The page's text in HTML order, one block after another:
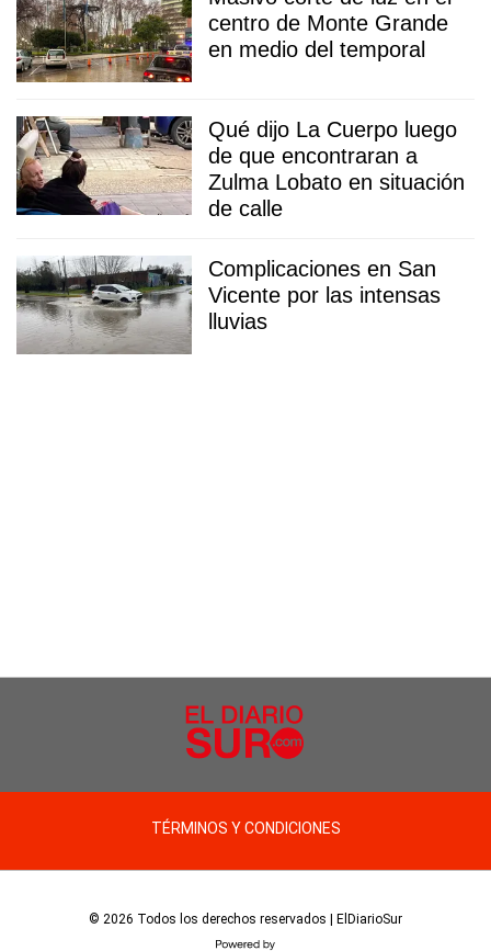
centro de Monte Grande
en medio del temporal
Qué dijo La Cuerpo luego
de que encontraran a
Zulma Lobato en situación
de calle
Complicaciones en San
Vicente por las intensas
lluvias
TÉRMINOS Y CONDICIONES
© 2026 Todos los derechos reservados | ElDiarioSur